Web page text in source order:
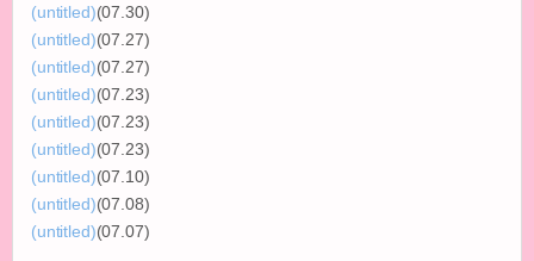
(untitled)(07.30)
(untitled)(07.27)
(untitled)(07.27)
(untitled)(07.23)
(untitled)(07.23)
(untitled)(07.23)
(untitled)(07.10)
(untitled)(07.08)
(untitled)(07.07)